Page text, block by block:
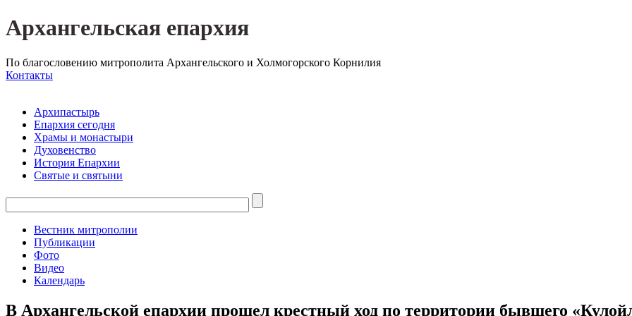
Архангельская епархия
По благословению митрополита Архангельского и Холмогорского Корнилия
Контакты
Архипастырь
Епархия сегодня
Храмы и монастыри
Духовенство
История Епархии
Святые и святыни
Вестник митрополии
Публикации
Фото
Видео
Календарь
В Архангельской епархии прошел крестный ход по территории бывшего